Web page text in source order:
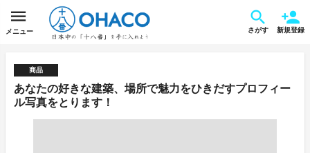
メニュー さがす 新規登録
商品
あなたの好きな建築、場所で魅力をひきだすプロフィー
ル写真をとります！